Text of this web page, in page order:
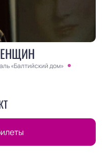
«Балтийский дом»